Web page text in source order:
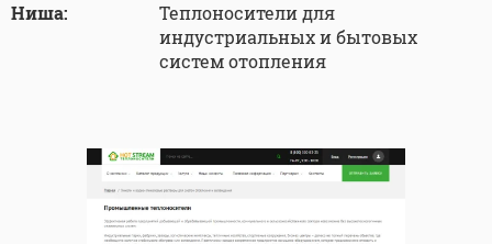
Ниша:
Теплоносители для
индустриальных и бытовых
систем отопления